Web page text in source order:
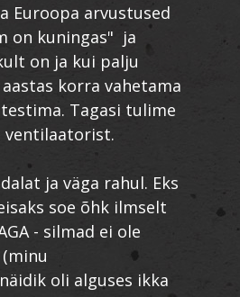
Euroopa arvustused
on kuningas" ja
on ja kui palju
korra vahetama
Tagasi tulime
ventilaatorist.
ja väga rahul. Eks
soe õhk ilmselt
- silmad ei ole
oli alguses ikka